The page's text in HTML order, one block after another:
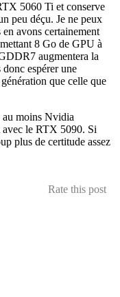
5060 Ti et conserve
peu déçu. Je ne peux
avons certainement
8 Go de GPU à
augmentera la
espérer une
que celle que
au moins Nvidia
avec le RTX 5090. Si
plus de certitude assez
Rate this post